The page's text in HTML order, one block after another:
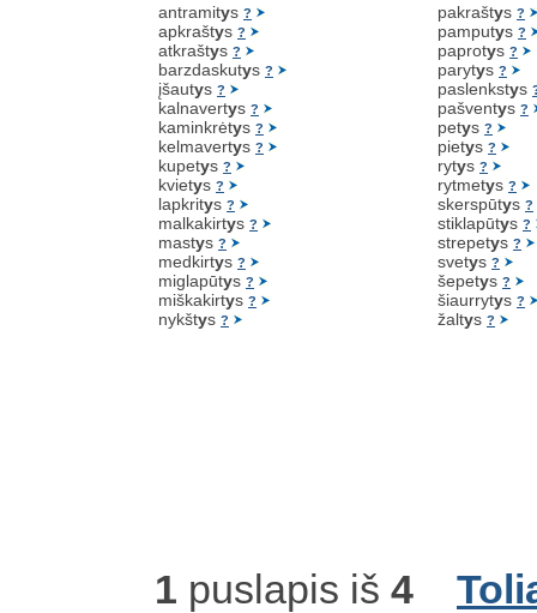
antramitys ?
apkraštys ?
atkraštys ?
barzdaskutys ?
įšautys ?
kalnavertys ?
kaminkrėtys ?
kelmavertys ?
kupetys ?
kvietys ?
lapkritys ?
malkakirtys ?
mastys ?
medkirtys ?
miglapūtys ?
miškakirtys ?
nykštys ?
pakraštys ?
pamputys ?
paprotys ?
parytys ?
paslenkstys
pašventys ?
petys ?
pietys ?
rytys ?
rytmetys ?
skerspūtys ?
stiklapūtys ?
strepetys ?
svetys ?
šepetys ?
šiaurrytys ?
žaltys ?
1 puslapis iš 4